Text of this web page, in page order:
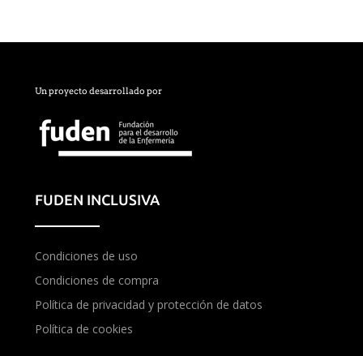
Un proyecto desarrollado por
FUDEN INCLUSIVA
Condiciones de uso
Condiciones de compra
Política de privacidad y protección de datos
Política de cookies